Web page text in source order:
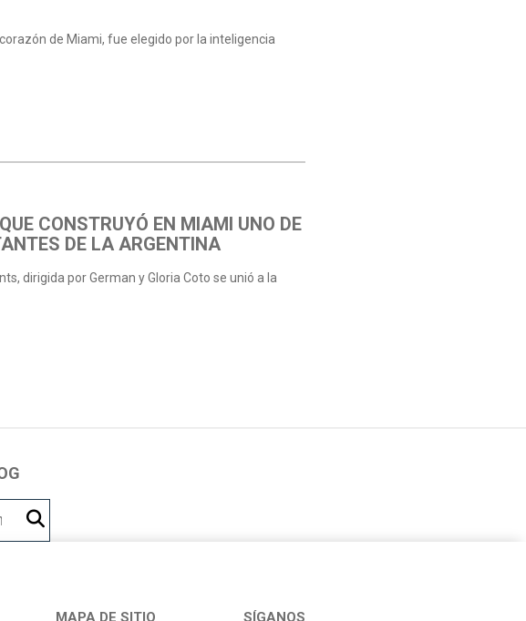
de Miami, fue elegido por la inteligencia
CONSTRUYÓ EN MIAMI UNO DE
DE LA ARGENTINA
dirigida por German y Gloria Coto se unió a la